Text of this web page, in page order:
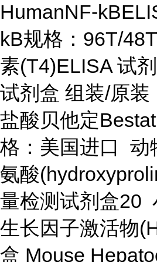
HumanNF-
kB规格：96T/
素(T4)ELISA 试
试剂盒 组装/原装
盐酸贝他定
格：美国进口 动
氨酸
量检测试剂盒20
生长因子激活物
盒 Mouse